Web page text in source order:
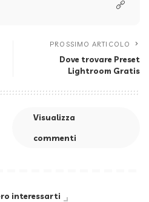
PROSSIMO ARTICOLO
Dove trovare Preset
Lightroom Gratis
Visualizza
commenti
interessarti